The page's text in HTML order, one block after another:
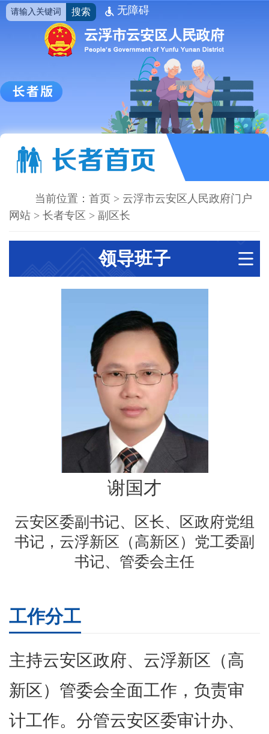
搜索 无障碍
当前位置： 首页 > 云浮市云安区人民政府门户
网站 > 长者专区 > 副区长
领导班子
谢国才
云安区委副书记、区长、区政府党组
书记，云浮新区（高新区）党工委副
书记、管委会主任
工作分工
主持云安区政府、云浮新区（高
新区）管委会全面工作，负责审
计工作。分管云安区委审计办、